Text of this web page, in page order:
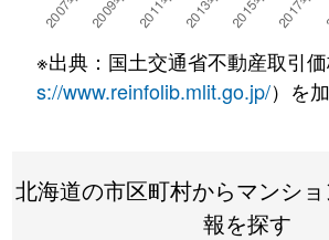
湯川町 780万円 湯の川
湯浜町
450万円 函館
若松町
630万円 函館駅
※出典：国土交通省不動産取引
s://www.reinfolib.mlit.go.jp/）を
北海道の市区町村からマンシ
報を探す